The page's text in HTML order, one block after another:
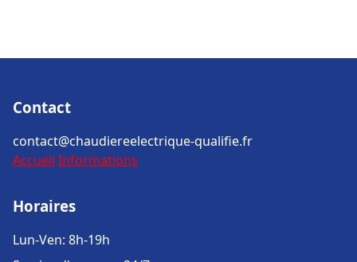
Contact
contact@chaudiereelectrique-qualifie.fr
Accueil Informations
Horaires
Lun-Ven: 8h-19h